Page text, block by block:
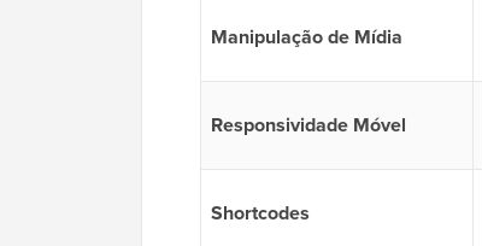
Manipulação de Mídia
Responsividade Móvel
Shortcodes